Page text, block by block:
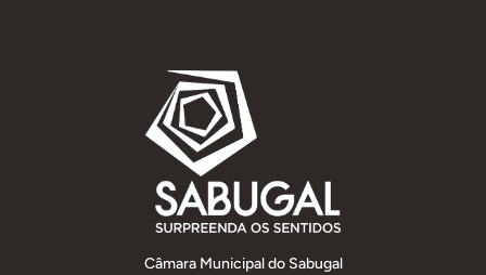
Câmara Municipal do Sabugal